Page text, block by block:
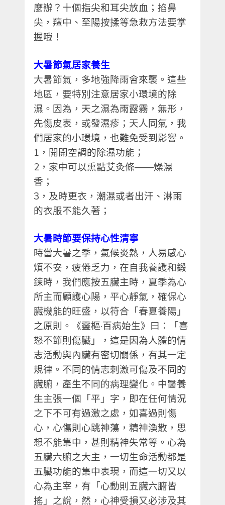
麼辦？十個指尖和耳尖放血；掐鼻
尖，羶中、至陽按揉等急救方法要掌
握哦！
大暑節氣居家養生
大暑節氣，多地強降雨會來襲。這些
地區，要特別注意居家小環境的除
濕。因為，天之濕為雨露霧，無形，
先傷皮表，或發濕疹；天人同氣，我
們居家的小環境，也難免受到影響。
1 ，開開空調的除濕功能；
2 ，家中可以熏點艾灸條——燥濕
香；
3 ，及時更衣，潮濕或者出汗、淋雨
的衣服不能久著；
大暑時節要保持心性清寧
時當大暑之季，氣候炎熱，人易感心
煩不安，疲倦乏力，在自我養護和鍛
鍊時，我們應按五臟主時，夏季為心
所主而顧護心陽，平心靜氣，確保心
臟機能的旺盛，以符合「春夏養陽」
之原則。《靈樞·百病始生》曰：「喜
怒不節則傷臟」，這是因為人體的情
志活動與內臟有密切關係，有其一定
規律。不同的情志刺激可傷及不同的
臟腑，產生不同的病理變化。中醫養
生主張一個「平」字，即在任何情況
之下不可有過激之處，如喜過則傷
心，心傷則心跳神蕩，精神渙散，思
想不能集中，甚則精神失常等。心為
五臟六腑之大主，一切生命活動都是
五臟功能的集中表現，而這一切又以
心為主宰，有「心動則五臟六腑皆
搖」之說，然，心神受損又必涉及其